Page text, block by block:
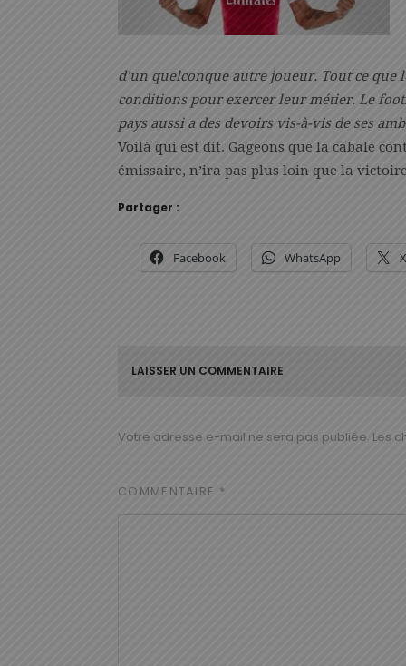
d’un quelconque autre joueur. Tout ce que
conditions pour exercer leur métier. Le
pays aussi a des devoirs vis-à-vis de ses
Voilà qui est dit. Gageons que la cabale
émissaire, n’ira pas plus loin que la
Partager :
Facebook WhatsApp X
LAISSER UN COMMENTAIRE
Votre adresse e-mail ne sera pas publiée. Les
COMMENTAIRE *